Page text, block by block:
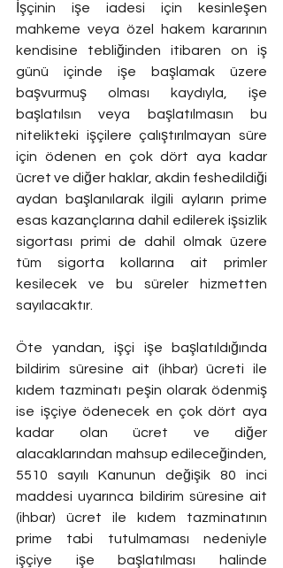
İşçinin işe iadesi için kesinleşen
mahkeme veya özel hakem kararının
kendisine tebliğinden itibaren on iş
günü içinde işe başlamak üzere
başvurmuş olması kaydıyla, işe
başlatılsın veya başlatılmasın bu
nitelikteki işçilere çalıştırılmayan süre
için ödenen en çok dört aya kadar
ücret ve diğer haklar, akdin feshedildiği
aydan başlanılarak ilgili ayların prime
esas kazançlarına dahil edilerek işsizlik
sigortası primi de dahil olmak üzere
tüm sigorta kollarına ait primler
kesilecek ve bu süreler hizmetten
sayılacaktır.
Öte yandan, işçi işe başlatıldığında
bildirim süresine ait (ihbar) ücreti ile
kıdem tazminatı peşin olarak ödenmiş
ise işçiye ödenecek en çok dört aya
kadar olan ücret ve diğer
alacaklarından mahsup edileceğinden,
5510 sayılı Kanunun değişik 80 inci
maddesi uyarınca bildirim süresine ait
(ihbar) ücret ile kıdem tazminatının
prime tabi tutulmaması nedeniyle
işçiye işe başlatılması halinde